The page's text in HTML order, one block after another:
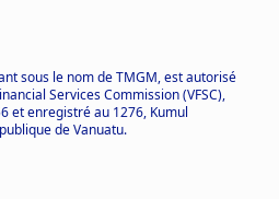
sous le nom de TMGM, est autorisé
Services Commission (VFSC),
et enregistré au 1276, Kumul
de Vanuatu.